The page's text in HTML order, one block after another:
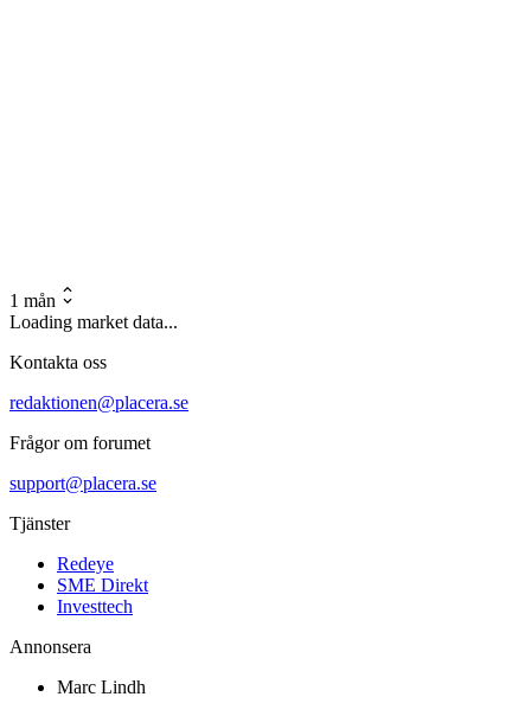
1 mån
Loading market data...
Kontakta oss
redaktionen@placera.se
Frågor om forumet
support@placera.se
Tjänster
Redeye
SME Direkt
Investtech
Annonsera
Marc Lindh